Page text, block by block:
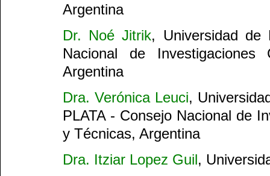
Argentina
Dr. Noé Jitrik, Universidad de
Nacional de Investigaciones
Argentina
Dra. Verónica Leuci,
PLATA - Consejo Nacional de
y Técnicas, Argentina
Dra. Itziar Lopez Guil,